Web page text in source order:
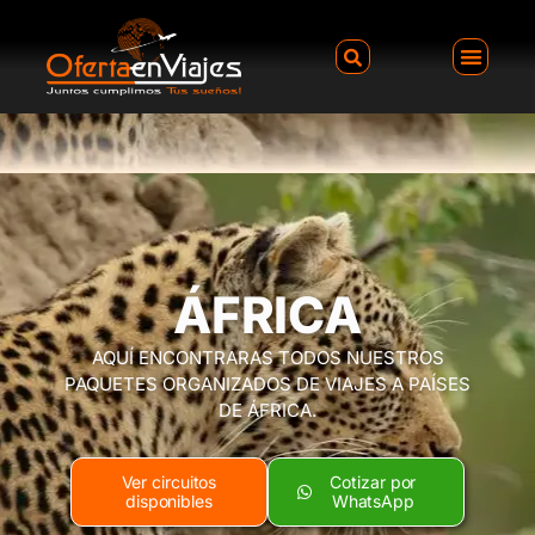
ÁFRICA
AQUÍ ENCONTRARAS TODOS NUESTROS
PAQUETES ORGANIZADOS DE VIAJES A PAÍSES
DE ÁFRICA.
Ver circuitos
disponibles
Cotizar por
WhatsApp